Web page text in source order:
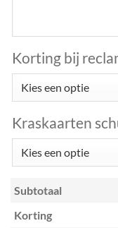
Korting bij
Kraskaarten
Subtotaal
Korting